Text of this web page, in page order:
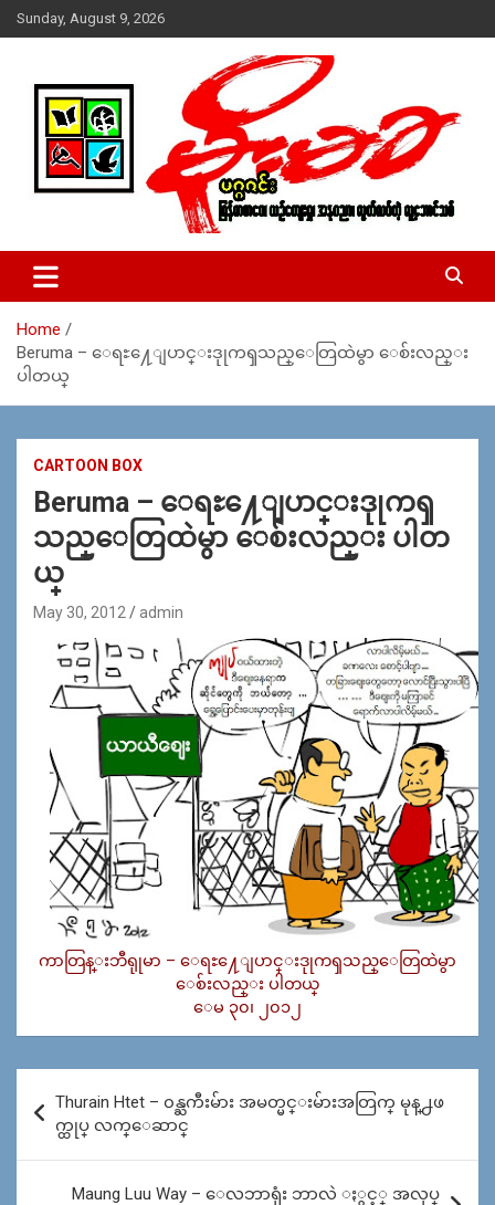
Skip
to
Sunday, August 9, 2026
MoeMaKa Burmese News &
Media
ယ္ေရး – အမွတ္ ၂၅၄၊ ပထပ္၊ လမ္း ၄၀၊ ေက်ာက္တံတား၊ ရန္ကုန္။
(ဖုုံး – ၀၉ ၂၅၂ ၂၄၉ ၀၉၄ ၊ ၀၉ ၄၂၁ ၇၄၃ ၇၅၃ ၊ ၀၉ ၅၀၄ ၁၀ ၅၈) ျ
ဇာေစ်းသစ္ ။ ၀၉ ၇၈၆၈၃၇ ၃၀၅ / ၀၉ ၉၆၃၆၉၉၈၃၄
Home
Beruma – ေရႊ႔ေျပာင္းဒုုကၡသည္ေတြထဲမွာ ေစ်းလည္း
ပါတယ္
CARTOON BOX
Beruma – ေရႊ႔ေျပာင္းဒုုကၡ
သည္ေတြထဲမွာ ေစ်းလည္း ပါတ
ယ္
May 30, 2012 admin
ကာတြန္းဘီရုုမာ – ေရႊ႔ေျပာင္းဒုုကၡသည္ေတြထဲမွာ
ေစ်းလည္း ပါတယ္
ေမ ၃၀၊ ၂၀၁၂
navigation
Thurain Htet – ၀န္ႀကီးမ်ား အမတ္မင္းမ်ားအတြက္ မုန္႕ဖ
က္ထုပ္ လက္ေဆာင္
Maung Luu Way – ေလဘာရုံး ဘာလဲ ႏွင့္ အလုပ္